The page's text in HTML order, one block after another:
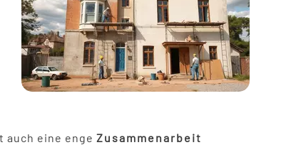
eine enge Zusammenarbeit